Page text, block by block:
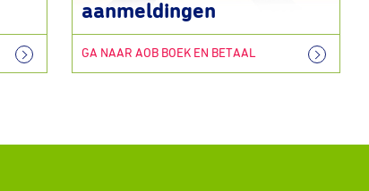
aanmeldingen
GA NAAR AOB BOEK EN BETAAL